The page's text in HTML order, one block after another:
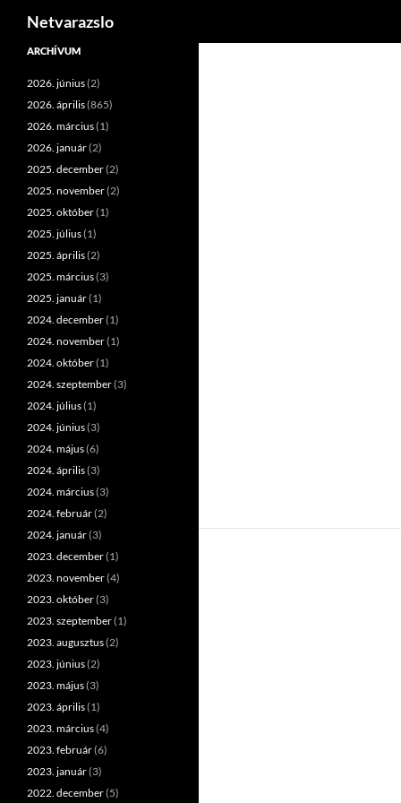
Kilépés
Netvarazslo
ARCHÍVUM
2026. június(2)
2026. április(865)
2026. március(1)
2026. január(2)
2025. december(2)
2025. november(2)
2025. október(1)
2025. július(1)
2025. április(2)
2025. március(3)
2025. január(1)
2024. december(1)
2024. november(1)
2024. október(1)
2024. szeptember(3)
2024. július(1)
2024. június(3)
2024. május(6)
2024. április(3)
2024. március(3)
2024. február(2)
2024. január(3)
2023. december(1)
2023. november(4)
2023. október(3)
2023. szeptember(1)
2023. augusztus(2)
2023. június(2)
2023. május(3)
2023. április(1)
2023. március(4)
2023. február(6)
2023. január(3)
2022. december(5)